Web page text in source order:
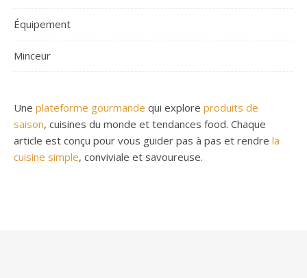
Équipement
Minceur
Une plateforme gourmande qui explore produits de
saison, cuisines du monde et tendances food. Chaque
article est conçu pour vous guider pas à pas et rendre la
cuisine simple, conviviale et savoureuse.